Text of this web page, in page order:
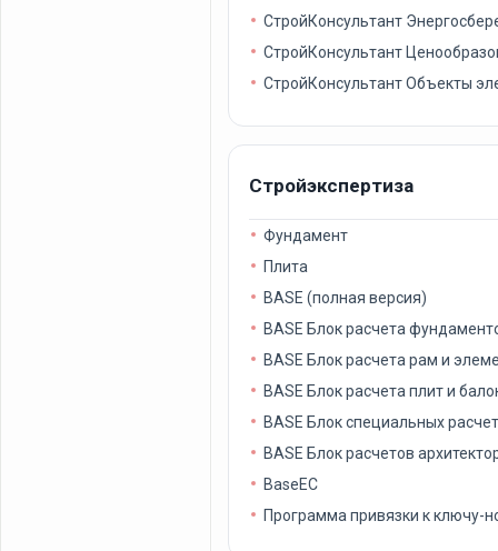
СтройКонсультант
СтройКонсультант
СтройКонсультант Объекты
Стройэкспертиза
Фундамент
Плита
BASE (полная версия)
BASE Блок расчета
BASE Блок расчета рам и
BASE Блок расчета плит и
BASE Блок специальных
BASE Блок расчетов
BaseEC
Программа привязки к ключу-